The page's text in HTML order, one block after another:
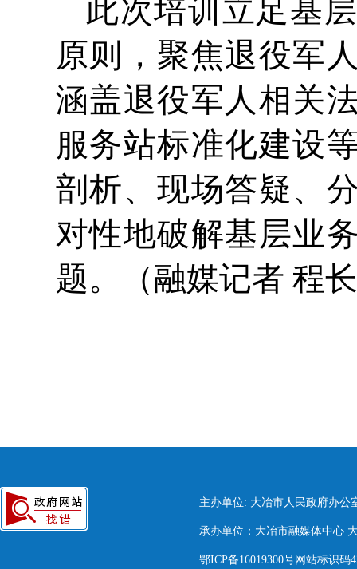
此次培训立足基
原则，聚焦退役军
涵盖退役军人相关
服务站标准化建设
剖析、现场答疑、
对性地破解基层业
题。（融媒记者 程
主办单位: 大冶市人民政府办公
承办单位：大冶市融媒体中心
鄂ICP备16019300号网站标识码